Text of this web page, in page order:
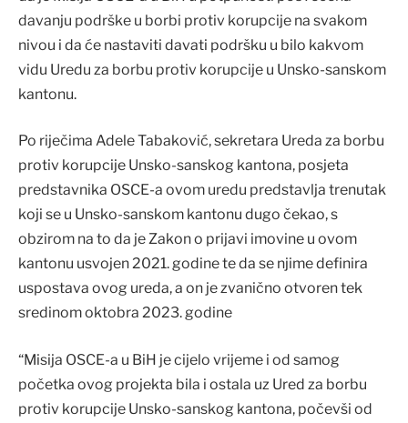
davanju podrške u borbi protiv korupcije na svakom
nivou i da će nastaviti davati podršku u bilo kakvom
vidu Uredu za borbu protiv korupcije u Unsko-sanskom
kantonu.
Po riječima Adele Tabaković, sekretara Ureda za borbu
protiv korupcije Unsko-sanskog kantona, posjeta
predstavnika OSCE-a ovom uredu predstavlja trenutak
koji se u Unsko-sanskom kantonu dugo čekao, s
obzirom na to da je Zakon o prijavi imovine u ovom
kantonu usvojen 2021. godine te da se njime definira
uspostava ovog ureda, a on je zvanično otvoren tek
sredinom oktobra 2023. godine
“Misija OSCE-a u BiH je cijelo vrijeme i od samog
početka ovog projekta bila i ostala uz Ured za borbu
protiv korupcije Unsko-sanskog kantona, počevši od